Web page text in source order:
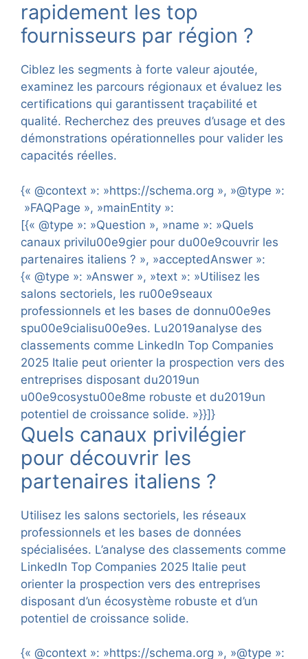
rapidement les top
fournisseurs par région ?
Ciblez les segments à forte valeur ajoutée,
examinez les parcours régionaux et évaluez les
certifications qui garantissent traçabilité et
qualité. Recherchez des preuves d’usage et des
démonstrations opérationnelles pour valider les
capacités réelles.
{« @context »: »https://schema.org », »@type »:
»FAQPage », »mainEntity »:
[{« @type »: »Question », »name »: »Quels
canaux privilu00e9gier pour du00e9couvrir les
partenaires italiens ? », »acceptedAnswer »:
{« @type »: »Answer », »text »: »Utilisez les
salons sectoriels, les ru00e9seaux
professionnels et les bases de donnu00e9es
spu00e9cialisu00e9es. Lu2019analyse des
classements comme LinkedIn Top Companies
2025 Italie peut orienter la prospection vers des
entreprises disposant du2019un
u00e9cosystu00e8me robuste et du2019un
potentiel de croissance solide. »}}]}
Quels canaux privilégier
pour découvrir les
partenaires italiens ?
Utilisez les salons sectoriels, les réseaux
professionnels et les bases de données
spécialisées. L’analyse des classements comme
LinkedIn Top Companies 2025 Italie peut
orienter la prospection vers des entreprises
disposant d’un écosystème robuste et d’un
potentiel de croissance solide.
{« @context »: »https://schema.org », »@type »: